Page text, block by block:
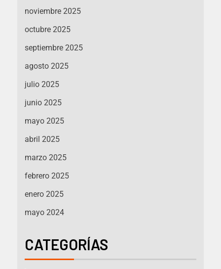
noviembre 2025
octubre 2025
septiembre 2025
agosto 2025
julio 2025
junio 2025
mayo 2025
abril 2025
marzo 2025
febrero 2025
enero 2025
mayo 2024
CATEGORÍAS